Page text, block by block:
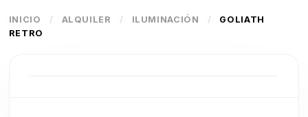
INICIO / ALQUILER / ILUMINACIÓN /
GOLIATH
RETRO